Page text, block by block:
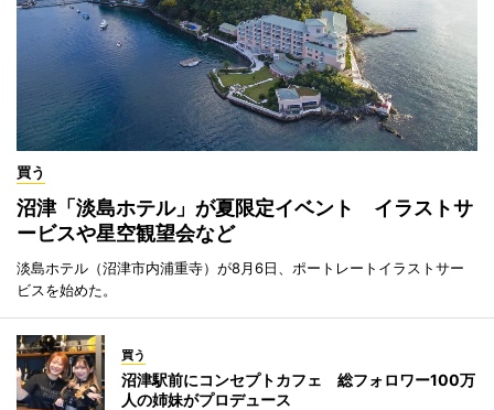
買う
沼津「淡島ホテル」が夏限定イベント イラストサ
ービスや星空観望会など
淡島ホテル（沼津市内浦重寺）が8月6日、ポートレートイラストサー
ビスを始めた。
買う
沼津駅前にコンセプトカフェ 総フォロワー100万
人の姉妹がプロデュース